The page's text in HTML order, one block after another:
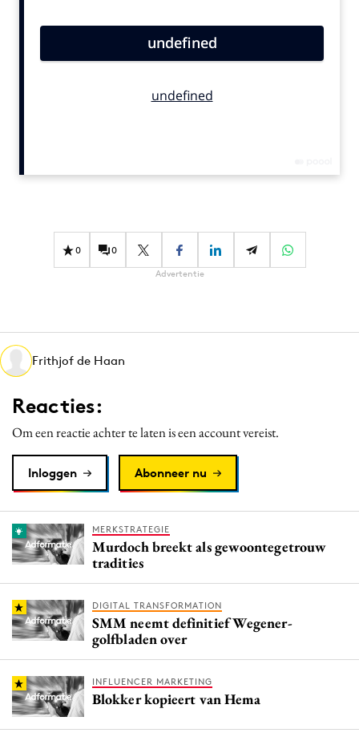
Carriere
Diversiteit
Interne communicatie
Martech
Media
Merkstrategie
PR
Purpose Marketing
Reputatie & crisis
0 0
Advertentie
Frithjof de Haan
Reacties:
Om een reactie achter te laten is een account vereist.
Inloggen Abonneer nu
MERKSTRATEGIE
Murdoch breekt als gewoontegetrouw
tradities
DIGITAL TRANSFORMATION
SMM neemt definitief Wegener-
golfbladen over
INFLUENCER MARKETING
Blokker kopieert van Hema